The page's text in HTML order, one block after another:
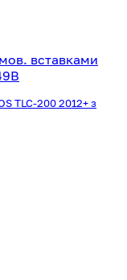
TLC-200 2012+ з